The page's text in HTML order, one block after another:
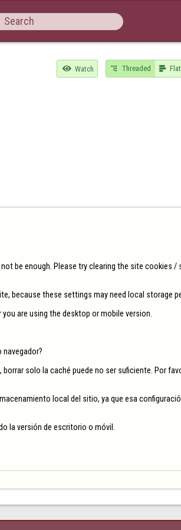
 Watch  Threaded  Flat
be enough. Please try clearing the site cookies /
because these settings may need local storage
are using the desktop or mobile version.
solo la caché puede no ser suficiente. Por
local del sitio, ya que esa
la versión de escritorio o móvil.